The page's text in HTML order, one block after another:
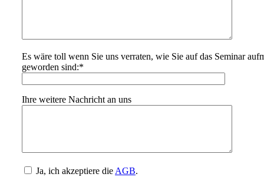
Es wäre toll wenn Sie uns verraten, wie Sie auf das Seminar
geworden sind:*
Ihre weitere Nachricht an uns
Ja, ich akzeptiere die AGB.